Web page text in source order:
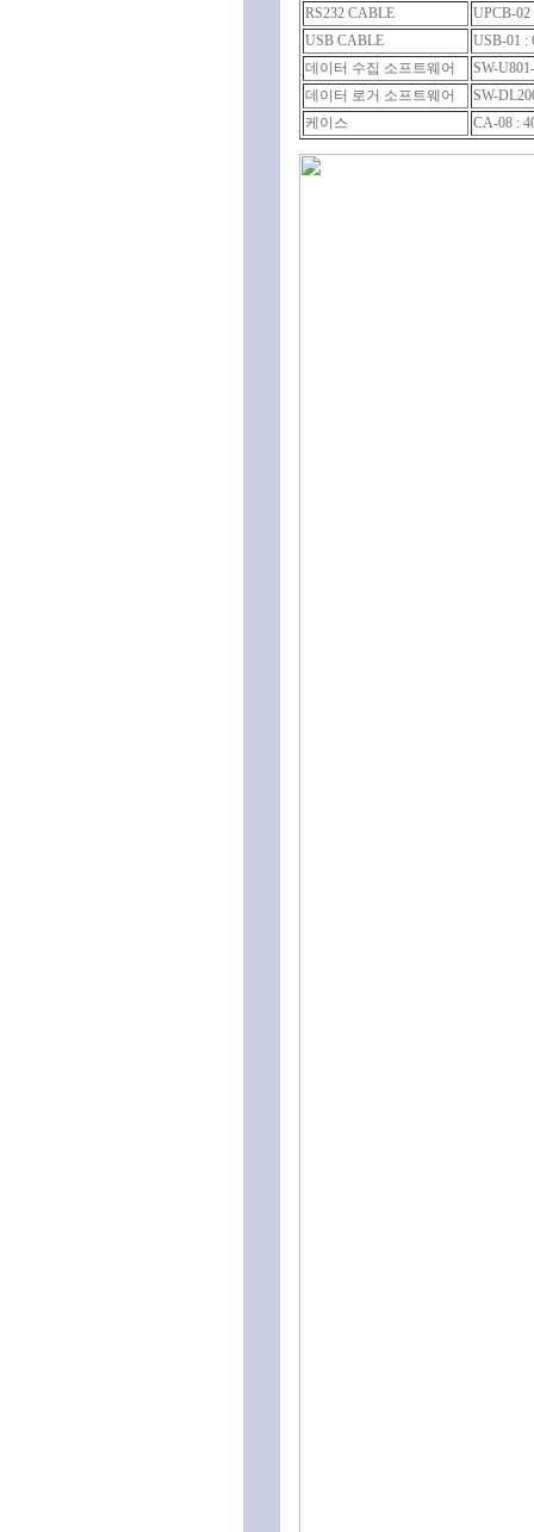
RS232 CABLE
UPCB-02
USB CABLE
USB-01 :
데이터 수집 소프트웨어
SW-
데이터 로거 소프트웨어
SW-
케이스
CA-08 :